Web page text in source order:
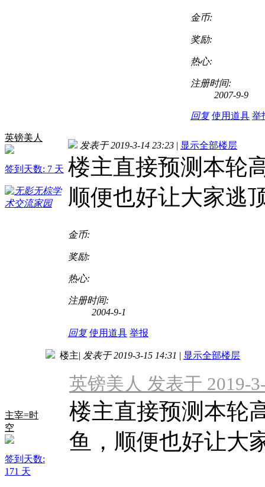
金币:
奖励:
热心:
注册时间:
2007-9-9
回复 使用道具 举
英镑美人
签到天数: 7 天
发表于 2019-3-14 23:23 | 显示全部楼层
楼主直接预测本轮
顺便也好让大家逃
金币:
奖励:
热心:
注册时间:
2004-9-1
回复 使用道具 举报
主宰=时
空
签到天数:
171 天
楼主| 发表于 2019-3-15 14:31 | 显示全部楼层
英镑美人 发表于 2019-
楼主直接预测本轮
鱼，顺便也好让大